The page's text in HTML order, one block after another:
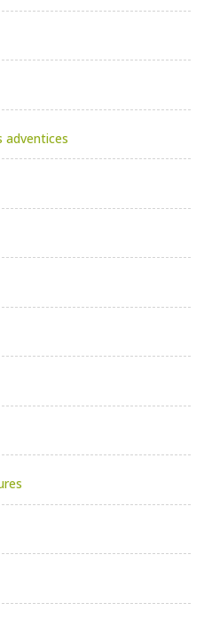
adventices